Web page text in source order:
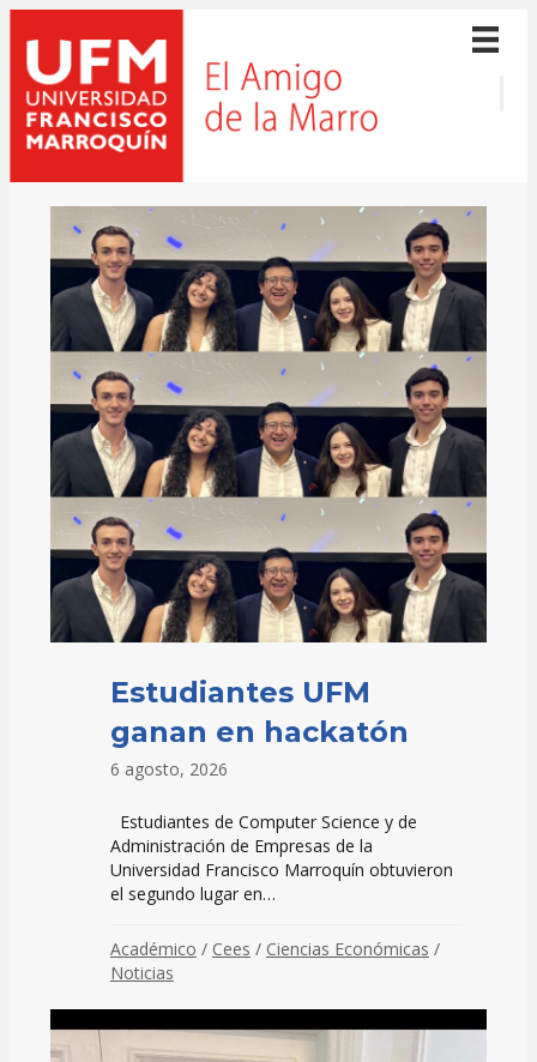
Estudiantes UFM
ganan en hackatón
6 agosto, 2026
Estudiantes de Computer Science y de
Administración de Empresas de la
Universidad Francisco Marroquín obtuvieron
el segundo lugar en…
Académico / Cees / Ciencias Económicas /
Noticias